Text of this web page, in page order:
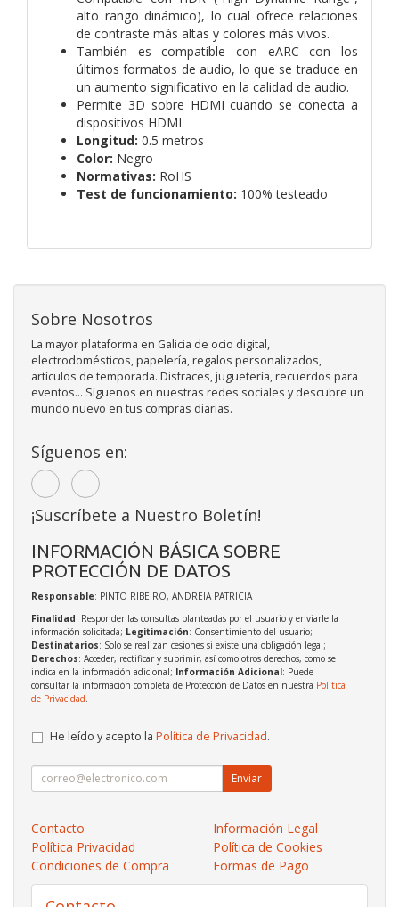
alto rango dinámico), lo cual ofrece relaciones
de contraste más altas y colores más vivos.
También es compatible con eARC con los
últimos formatos de audio, lo que se traduce en
un aumento significativo en la calidad de audio.
Permite 3D sobre HDMI cuando se conecta a
dispositivos HDMI.
Longitud: 0.5 metros
Color: Negro
Normativas: RoHS
Test de funcionamiento: 100% testeado
Sobre Nosotros
La mayor plataforma en Galicia de ocio digital,
electrodomésticos, papelería, regalos personalizados,
artículos de temporada. Disfraces, juguetería, recuerdos para
eventos... Síguenos en nuestras redes sociales y descubre un
mundo nuevo en tus compras diarias.
Síguenos en:
¡Suscríbete a Nuestro Boletín!
INFORMACIÓN BÁSICA SOBRE
PROTECCIÓN DE DATOS
Responsable: PINTO RIBEIRO, ANDREIA PATRICIA
Finalidad: Responder las consultas planteadas por el usuario y enviarle la
información solicitada; Legitimación: Consentimiento del usuario;
Destinatarios: Solo se realizan cesiones si existe una obligación legal;
Derechos: Acceder, rectificar y suprimir, así como otros derechos, como se
indica en la información adicional; Información Adicional: Puede
consultar la información completa de Protección de Datos en nuestra Política
de Privacidad
He leído y acepto la Política de Privacidad.
Enviar
Contacto
Información Legal
Política Privacidad
Política de Cookies
Condiciones de Compra
Formas de Pago